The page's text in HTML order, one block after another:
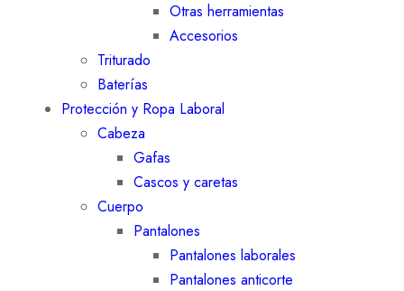
Otras herramientas
Accesorios
Triturado
Baterías
Protección y Ropa Laboral
Cabeza
Gafas
Cascos y caretas
Cuerpo
Pantalones
Pantalones laborales
Pantalones anticorte